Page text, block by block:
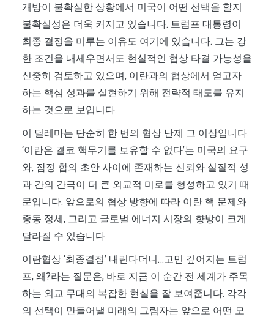
개방이 불확실한 상황에서 미국이 어떤 선택을 할지
불확실성은 더욱 커지고 있습니다. 트럼프 대통령이
최종 결정을 미루는 이유도 여기에 있습니다. 그는 강
한 조건을 내세우면서도 현실적인 협상 타결 가능성을
신중히 검토하고 있으며, 이란과의 협상에서 얻고자
하는 핵심 성과를 실현하기 위해 전략적 태도를 유지
하는 것으로 보입니다.
이 딜레마는 단순히 한 번의 협상 난제 그 이상입니다.
‘이란은 결코 핵무기를 보유할 수 없다’는 미국의 요구
와, 잠정 합의 초안 사이에 존재하는 신뢰와 실질적 성
과 간의 간극이 더 큰 외교적 미로를 형성하고 있기 때
문입니다. 앞으로의 협상 방향에 따라 이란 핵 문제와
중동 정세, 그리고 글로벌 에너지 시장의 향방이 크게
달라질 수 있습니다.
이란협상 ‘최종결정’ 내린다더니…고민 깊어지는 트럼
프, 왜?라는 질문은, 바로 지금 이 순간 전 세계가 주목
하는 외교 무대의 복잡한 현실을 잘 보여줍니다. 각각
의 선택이 만들어낼 미래의 그림자는 앞으로 어떤 모